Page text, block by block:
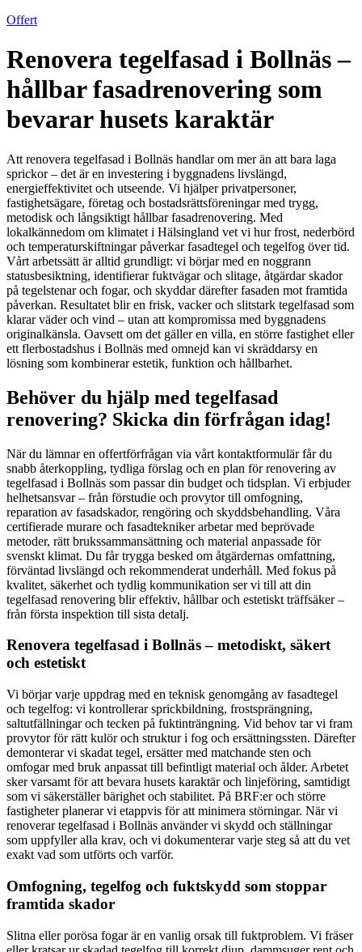
Offert
Renovera tegelfasad i Bollnäs –
hållbar fasadrenovering som
bevarar husets karaktär
Att renovera tegelfasad i Bollnäs handlar om mer än att bara laga
sprickor – det är en investering i byggnadens livslängd,
energieffektivitet och utseende. Vi hjälper privatpersoner,
fastighetsägare, företag och bostadsrättsföreningar med trygg,
metodisk och långsiktigt hållbar fasadrenovering. Med
lokalkännedom om klimatet i Hälsingland vet vi hur frost, nederbörd
och temperaturskiftningar påverkar fasadtegel och tegelfog över tid.
Vårt arbetssätt är alltid grundligt: vi börjar med en noggrann
statusbesiktning, identifierar fuktvägar och slitage, åtgärdar skador
på tegelstenar och fogar, och skyddar därefter fasaden mot framtida
påverkan. Resultatet blir en frisk, vacker och slitstark tegelfasad som
klarar väder och vind – utan att kompromissa med byggnadens
originalkänsla. Oavsett om det gäller en villa, en större fastighet eller
ett flerbostadshus i Bollnäs med omnejd kan vi skräddarsy en
lösning som kombinerar estetik, funktion och hållbarhet.
Behöver du hjälp med tegelfasad
renovering? Skicka din förfrågan idag!
När du lämnar en offertförfrågan via vårt kontaktformulär får du
snabb återkoppling, tydliga förslag och en plan för renovering av
tegelfasad i Bollnäs som passar din budget och tidsplan. Vi erbjuder
helhetsansvar – från förstudie och provytor till omfogning,
reparation av fasadskador, rengöring och skyddsbehandling. Våra
certifierade murare och fasadtekniker arbetar med beprövade
metoder, rätt brukssammansättning och material anpassade för
svenskt klimat. Du får trygga besked om åtgärdernas omfattning,
förväntad livslängd och rekommenderat underhåll. Med fokus på
kvalitet, säkerhet och tydlig kommunikation ser vi till att din
tegelfasad renovering blir effektiv, hållbar och estetiskt träffsäker –
från första inspektion till sista detalj.
Renovera tegelfasad i Bollnäs – metodiskt, säkert
och estetiskt
Vi börjar varje uppdrag med en teknisk genomgång av fasadtegel
och tegelfog: vi kontrollerar sprickbildning, frostsprängning,
saltutfällningar och tecken på fuktinträngning. Vid behov tar vi fram
provytor för rätt kulör och struktur i fog och ersättningssten. Därefter
demonterar vi skadat tegel, ersätter med matchande sten och
omfogar med bruk anpassat till befintligt material och ålder. Arbetet
sker varsamt för att bevara husets karaktär och linjeföring, samtidigt
som vi säkerställer bärighet och stabilitet. På BRF:er och större
fastigheter planerar vi etappvis för att minimera störningar. När vi
renoverar tegelfasad i Bollnäs använder vi skydd och ställningar
som uppfyller alla krav, och vi dokumenterar varje steg så att du vet
exakt vad som utförts och varför.
Omfogning, tegelfog och fuktskydd som stoppar
framtida skador
Slitna eller porösa fogar är en vanlig orsak till fuktproblem. Vi fräser